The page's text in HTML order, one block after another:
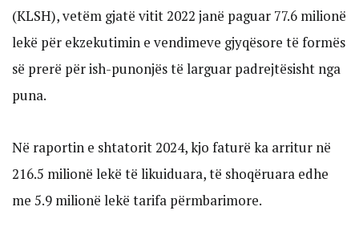
(KLSH), vetëm gjatë vitit 2022 janë paguar 77.6 milionë
lekë për ekzekutimin e vendimeve gjyqësore të formës
së prerë për ish-punonjës të larguar padrejtësisht nga
puna.
Në raportin e shtatorit 2024, kjo faturë ka arritur në
216.5 milionë lekë të likuiduara, të shoqëruara edhe
me 5.9 milionë lekë tarifa përmbarimore.